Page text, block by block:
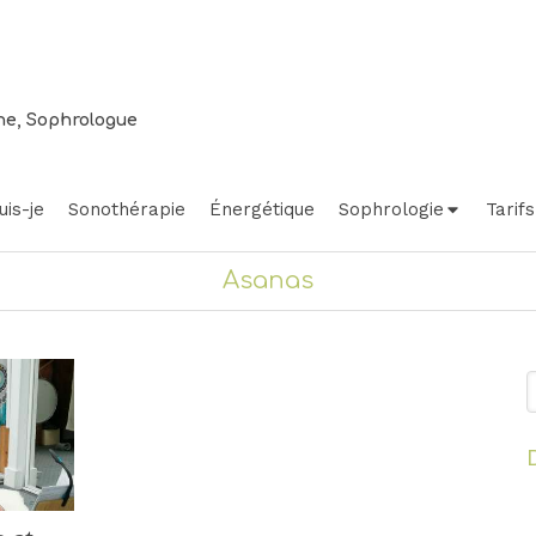
Sophrologue
je Sonothérapie Énergétique Sophrologie Tarifs
Asanas